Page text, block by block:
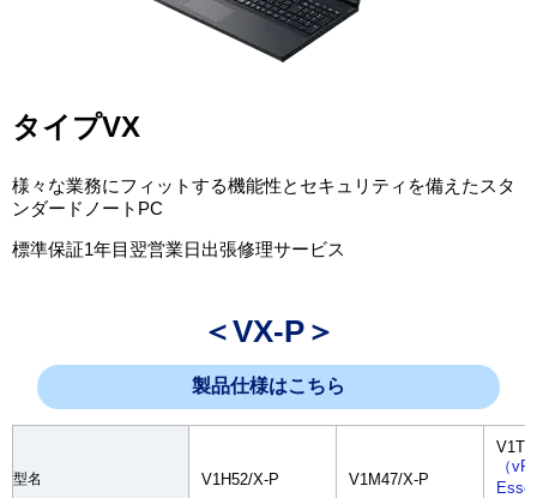
タイプVX
様々な業務にフィットする機能性とセキュリティを備えたスタ
ンダードノートPC
標準保証1年目翌営業日出張修理サービス
＜VX-P＞
製品仕様はこちら
型名 V1H52/X-P V1M47/X-P
（